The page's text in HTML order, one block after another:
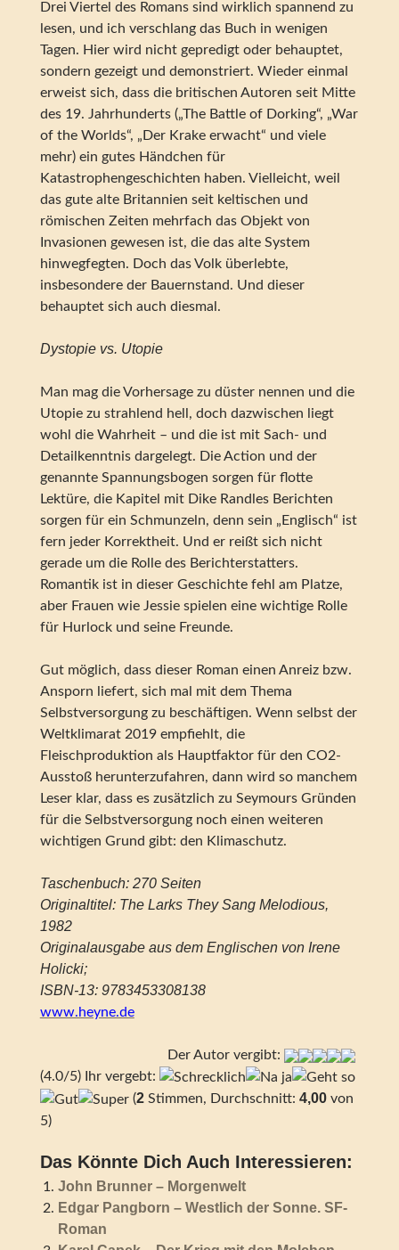
Drei Viertel des Romans sind wirklich spannend zu
lesen, und ich verschlang das Buch in wenigen
Tagen. Hier wird nicht gepredigt oder behauptet,
sondern gezeigt und demonstriert. Wieder einmal
erweist sich, dass die britischen Autoren seit Mitte
des 19. Jahrhunderts („The Battle of Dorking“, „War
of the Worlds“, „Der Krake erwacht“ und viele
mehr) ein gutes Händchen für
Katastrophengeschichten haben. Vielleicht, weil
das gute alte Britannien seit keltischen und
römischen Zeiten mehrfach das Objekt von
Invasionen gewesen ist, die das alte System
hinwegfegten. Doch das Volk überlebte,
insbesondere der Bauernstand. Und dieser
behauptet sich auch diesmal.
Dystopie vs. Utopie
Man mag die Vorhersage zu düster nennen und die
Utopie zu strahlend hell, doch dazwischen liegt
wohl die Wahrheit – und die ist mit Sach- und
Detailkenntnis dargelegt. Die Action und der
genannte Spannungsbogen sorgen für flotte
Lektüre, die Kapitel mit Dike Randles Berichten
sorgen für ein Schmunzeln, denn sein „Englisch“ ist
fern jeder Korrektheit. Und er reißt sich nicht
gerade um die Rolle des Berichterstatters.
Romantik ist in dieser Geschichte fehl am Platze,
aber Frauen wie Jessie spielen eine wichtige Rolle
für Hurlock und seine Freunde.
Gut möglich, dass dieser Roman einen Anreiz bzw.
Ansporn liefert, sich mal mit dem Thema
Selbstversorgung zu beschäftigen. Wenn selbst der
Weltklimarat 2019 empfiehlt, die
Fleischproduktion als Hauptfaktor für den CO2-
Ausstoß herunterzufahren, dann wird so manchem
Leser klar, dass es zusätzlich zu Seymours Gründen
für die Selbstversorgung noch einen weiteren
wichtigen Grund gibt: den Klimaschutz.
Taschenbuch: 270 Seiten
Originaltitel: The Larks They Sang Melodious,
1982
Originalausgabe aus dem Englischen von Irene
Holicki;
ISBN-13: 9783453308138
www.heyne.de
Der Autor vergibt:
(4.0/5) Ihr vergebt:
(2Stimmen, Durchschnitt: 4,00von
5)
Das Könnte Dich Auch Interessieren:
John Brunner – Morgenwelt
Edgar Pangborn – Westlich der Sonne. SF-
Roman